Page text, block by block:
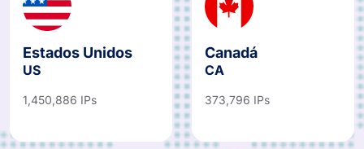
Estados Unidos
US
1,450,886 IPs
Canadá
CA
373,796 IPs